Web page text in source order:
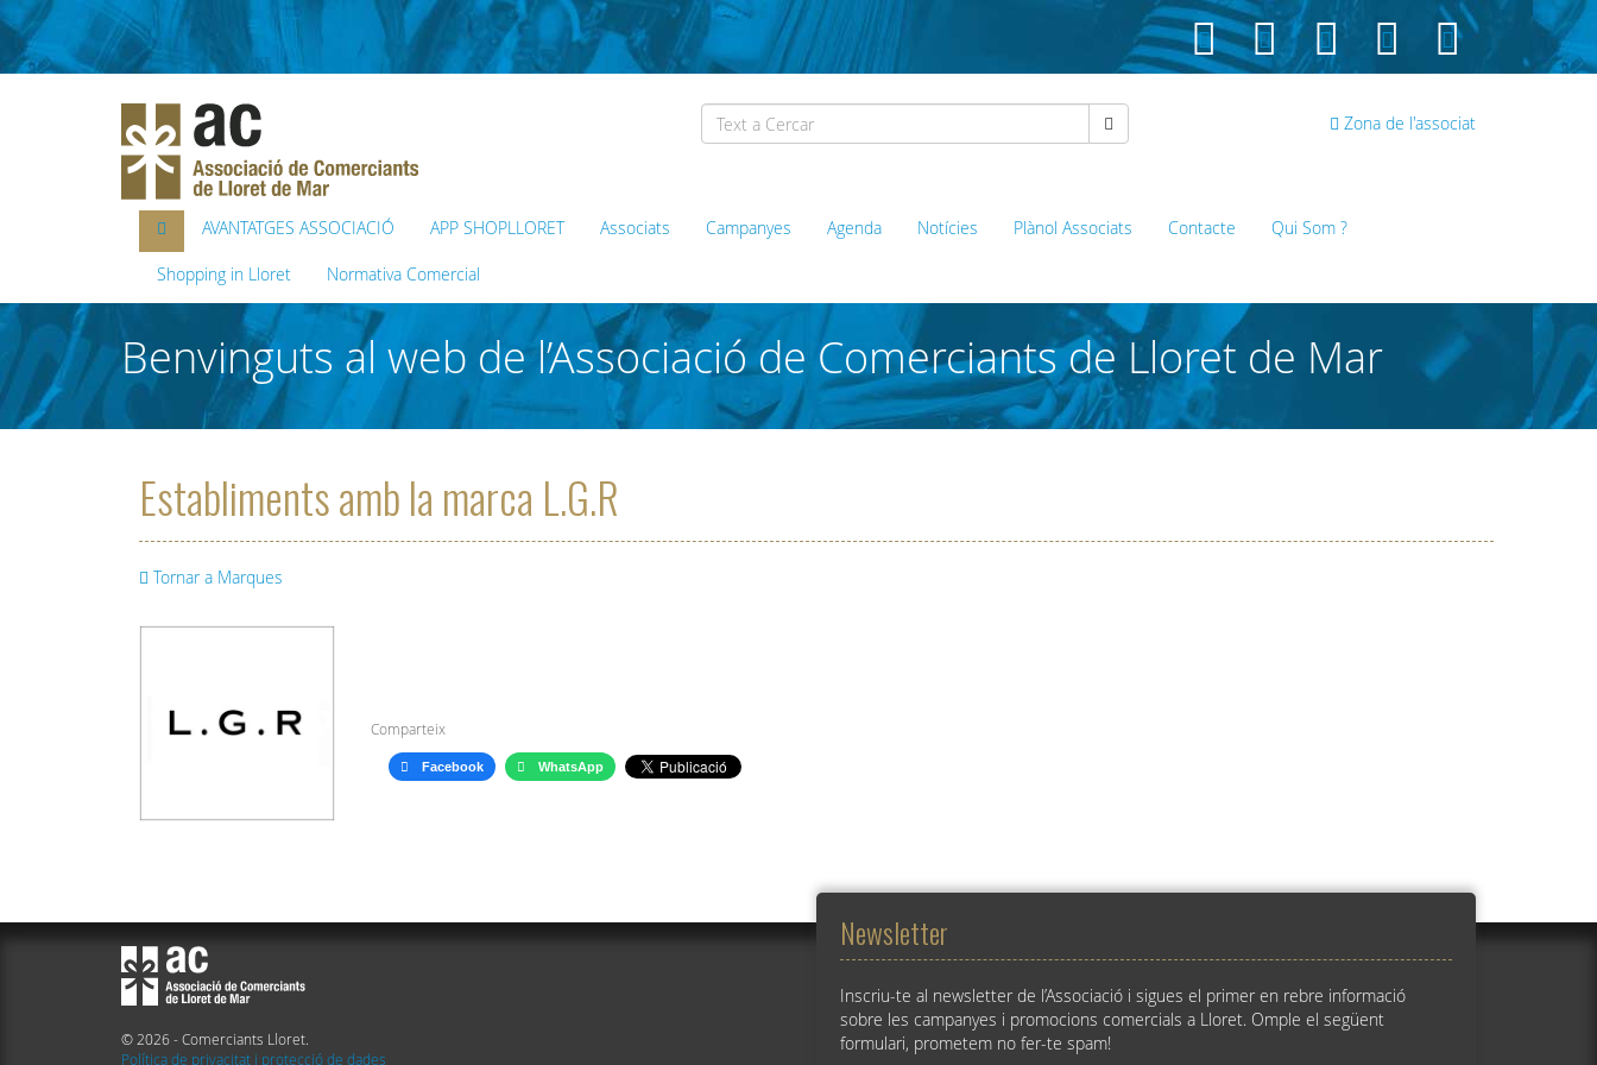
Zona de l'associat
AVANTATGES ASSOCIACIÓ APP SHOPLLORET Associats Campanyes Agenda Notícies Plànol Associats Contacte Qui Som ?
Shopping in Lloret Normativa Comercial
Benvinguts al web de l’Associació de Comerciants de Lloret de Mar
Establiments amb la marca L.G.R
Tornar a Marques
Comparteix
Facebook WhatsApp
© 2026 - Comerciants Lloret.
Política de privacitat i protecció de dades
Newsletter
Inscriu-te al newsletter de l’Associació i sigues el primer en rebre informació
sobre les campanyes i promocions comercials a Lloret. Omple el següent
formulari, prometem no fer-te spam!